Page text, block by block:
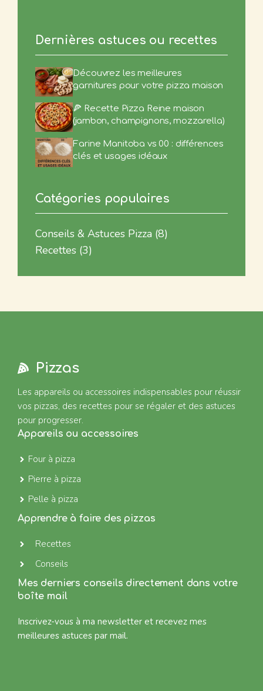
Dernières astuces ou recettes
Découvrez les meilleures
garnitures pour votre pizza maison
🍕 Recette Pizza Reine maison
(jambon, champignons, mozzarella)
Farine Manitoba vs 00 : différences
clés et usages idéaux
Catégories populaires
Conseils & Astuces Pizza (8)
Recettes (3)
Pizzas
Les appareils ou accessoires indispensables pour réussir
vos pizzas, des recettes pour se régaler et des astuces
pour progresser.
Appareils ou accessoires
Four à pizza
Pierre à pizza
Pelle à pizza
Apprendre à faire des pizzas
Recettes
Conseils
Mes derniers conseils directement dans votre
boîte mail
Inscrivez-vous à ma newsletter et recevez mes
meilleures astuces par mail.